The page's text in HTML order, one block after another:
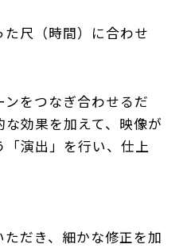
尺（時間）に合わせ
をつなぎ合わせるだ
効果を加えて、映像が
「演出」を行い、仕上
だき、細かな修正を加